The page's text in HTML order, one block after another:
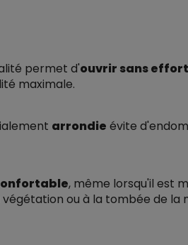
permet d'ouvrir sans
maximale.
arrondie évite
, même lorsqu'il est
végétation ou à la tombée de la